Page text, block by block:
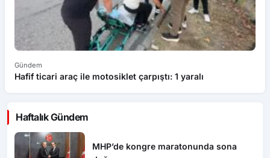
Gündem
Hafif ticari araç ile motosiklet çarpıştı: 1 yaralı
Haftalık Gündem
MHP’de kongre maratonunda sona